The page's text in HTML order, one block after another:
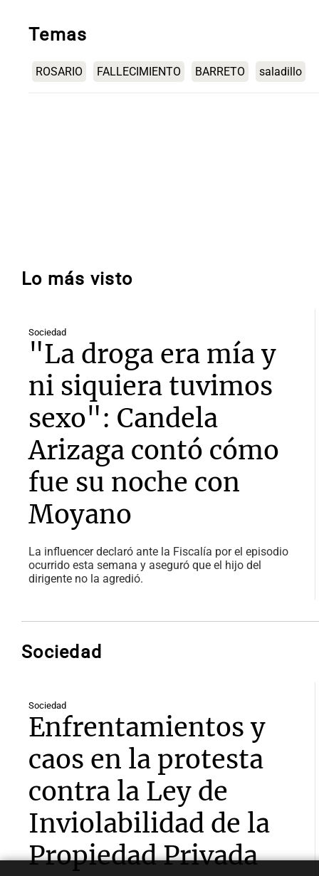
Temas
ROSARIO FALLECIMIENTO BARRETO saladillo
Lo más visto
Sociedad
"La droga era mía y
ni siquiera tuvimos
sexo": Candela
Arizaga contó cómo
fue su noche con
Moyano
La influencer declaró ante la Fiscalía por el episodio
ocurrido esta semana y aseguró que el hijo del
dirigente no la agredió.
Sociedad
Sociedad
Enfrentamientos y
caos en la protesta
contra la Ley de
Inviolabilidad de la
Propiedad Privada